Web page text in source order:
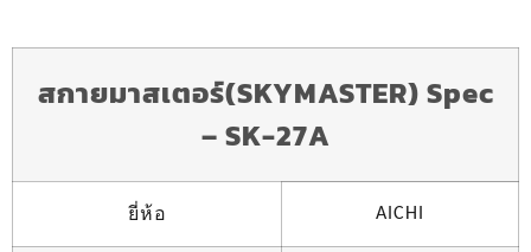
สกายมาสเตอร์(SKYMASTER) Spec
– SK-27A
ยี่ห้อ AICHI